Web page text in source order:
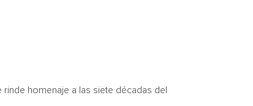
rinde homenaje a las siete décadas del